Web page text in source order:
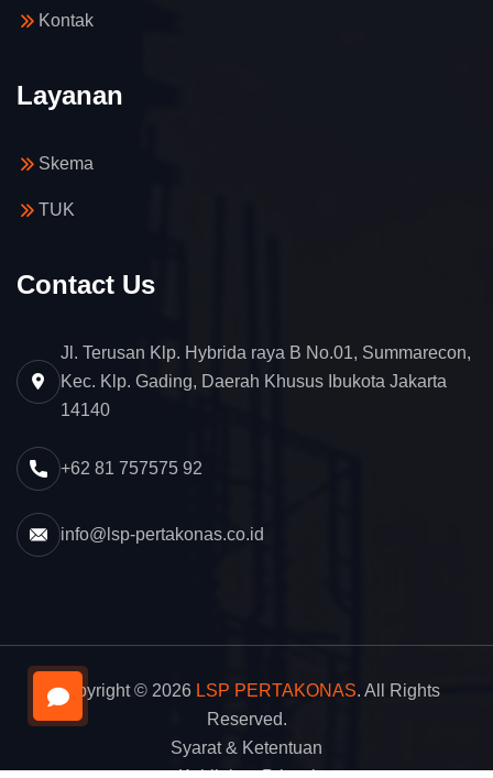
Kontak
Layanan
Skema
TUK
Contact Us
Jl. Terusan Klp. Hybrida raya B No.01, Summarecon,
Kec. Klp. Gading, Daerah Khusus Ibukota Jakarta
14140
+62 81 757575 92
info@lsp-pertakonas.co.id
Copyright © 2026 LSP PERTAKONAS. All Rights
Reserved.
Syarat & Ketentuan